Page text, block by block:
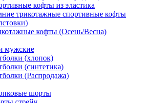
кофты из эластика
трикотажные спортивные кофты
кофты (Осень/Весна)
мужские
(хлопок)
(синтетика)
(Распродажа)
шорты